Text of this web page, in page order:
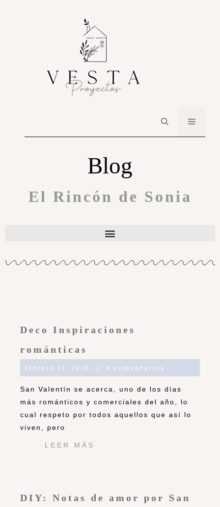
Blog
El Rincón de Sonia
Deco Inspiraciones
románticas
febrero 11, 2013 4 comentarios
San Valentín se acerca, uno de los días
más románticos y comerciales del año, lo
cual respeto por todos aquellos que así lo
viven, pero
LEER MÁS
DIY: Notas de amor por San